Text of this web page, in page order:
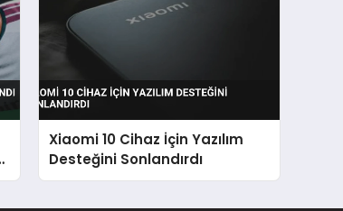
Xiaomi 10 Cihaz İçin Yazılım
Desteğini Sonlandırdı